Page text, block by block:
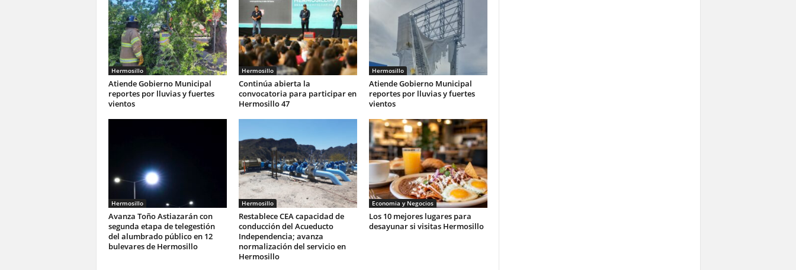
Hermosillo
Atiende Gobierno Municipal
reportes por lluvias y fuertes
vientos
Hermosillo
Continúa abierta la
convocatoria para participar en
Hermosillo 47
Hermosillo
Atiende Gobierno Municipal
reportes por lluvias y fuertes
vientos
Hermosillo
Avanza Toño Astiazarán con
segunda etapa de telegestión
del alumbrado público en 12
bulevares de Hermosillo
Hermosillo
Restablece CEA capacidad de
conducción del Acueducto
Independencia; avanza
normalización del servicio en
Hermosillo
Economia y Negocios
Los 10 mejores lugares para
desayunar si visitas Hermosillo